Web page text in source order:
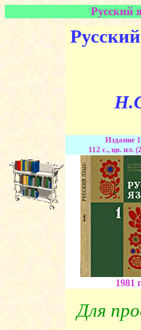
Русский
Издание
112 с., цв. ил.
1981
Для